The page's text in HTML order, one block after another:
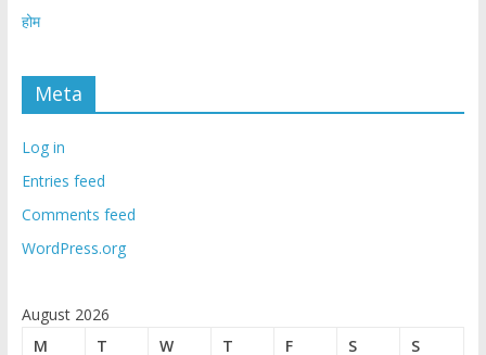
होम
Meta
Log in
Entries feed
Comments feed
WordPress.org
August 2026
M
T W T F S S